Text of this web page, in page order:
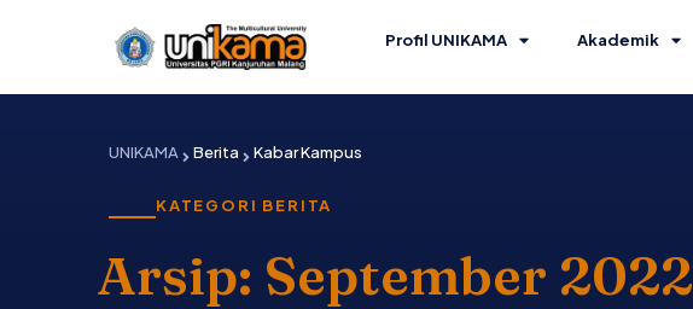
Profil UNIKAMA Akademik
UNIKAMA Berita Kabar Kampus
KATEGORI BERITA
Arsip: September 2022